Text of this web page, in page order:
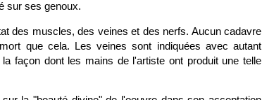
sur ses genoux.
des muscles, des veines et des nerfs. Aucun cadavre
que cela. Les veines sont indiquées avec autant
façon dont les mains de l'artiste ont produit une telle